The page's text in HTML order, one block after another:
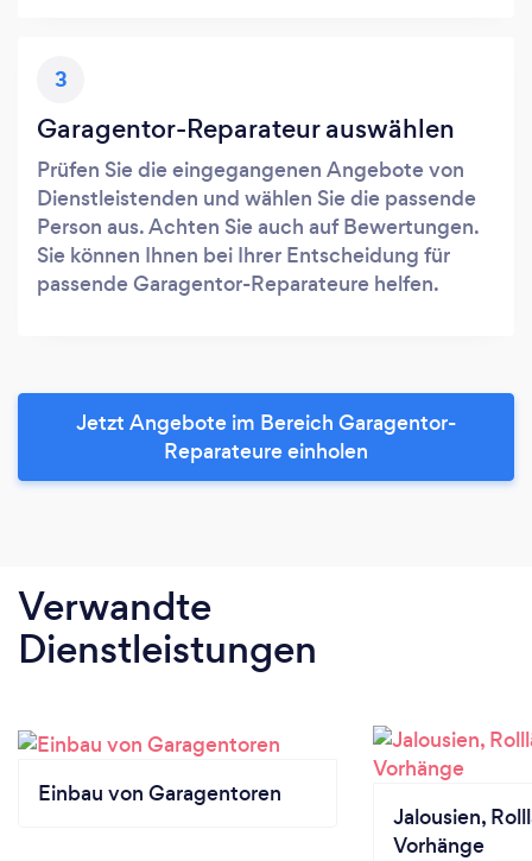
3
Garagentor-Reparateur auswählen
Prüfen Sie die eingegangenen Angebote von
Dienstleistenden und wählen Sie die passende
Person aus. Achten Sie auch auf Bewertungen.
Sie können Ihnen bei Ihrer Entscheidung für
passende Garagentor-Reparateure helfen.
Jetzt Angebote im Bereich Garagentor-
Reparateure einholen
Verwandte
Dienstleistungen
Einbau von Garagentoren
Jalousien,
Vorhänge